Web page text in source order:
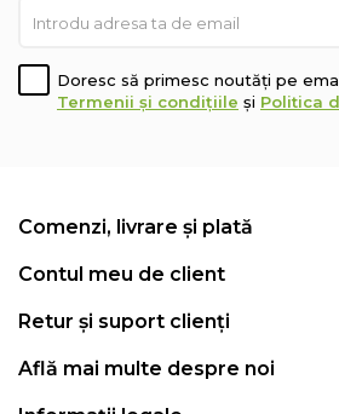
Doresc să primesc noutăți pe
Termenii și condițiile și Politica
Comenzi, livrare și plată
Contul meu de client
Retur și suport clienți
Află mai multe despre noi